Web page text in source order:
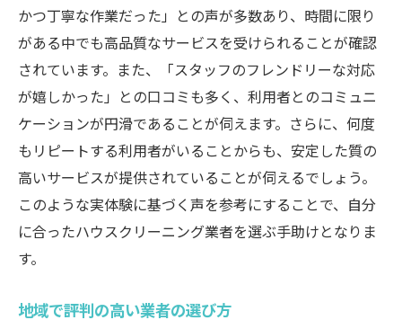
かつ丁寧な作業だった」との声が多数あり、時間に限り
がある中でも高品質なサービスを受けられることが確認
されています。また、「スタッフのフレンドリーな対応
が嬉しかった」との口コミも多く、利用者とのコミュニ
ケーションが円滑であることが伺えます。さらに、何度
もリピートする利用者がいることからも、安定した質の
高いサービスが提供されていることが伺えるでしょう。
このような実体験に基づく声を参考にすることで、自分
に合ったハウスクリーニング業者を選ぶ手助けとなりま
す。
地域で評判の高い業者の選び方